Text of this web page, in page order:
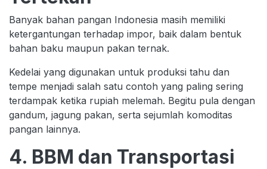
Banyak bahan pangan Indonesia masih memiliki
ketergantungan terhadap impor, baik dalam bentuk
bahan baku maupun pakan ternak.
Kedelai yang digunakan untuk produksi tahu dan
tempe menjadi salah satu contoh yang paling sering
terdampak ketika rupiah melemah. Begitu pula dengan
gandum, jagung pakan, serta sejumlah komoditas
pangan lainnya.
4. BBM dan Transportasi